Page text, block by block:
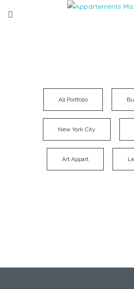
All Portfolio
New York City
Art Appart